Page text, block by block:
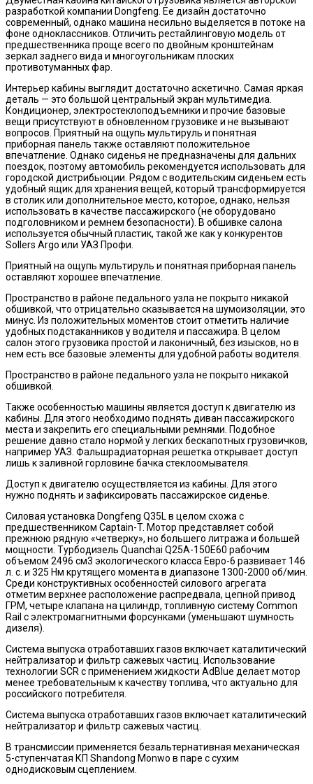
разработкой компании Dongfeng. Ее дизайн достаточно
современный, однако машина несильно выделяется в потоке на
фоне одноклассников. Отличить рестайлинговую модель от
предшественника проще всего по двойным кронштейнам
зеркал заднего вида и многоугольникам плоских
противотуманных фар.
Интерьер кабины выглядит достаточно аскетично. Самая яркая
деталь — это большой центральный экран мультимедиа.
Кондиционер, электростеклоподъемники и прочие базовые
вещи присутствуют в обновленном грузовике и не вызывают
вопросов. Приятный на ощупь мультируль и понятная
приборная панель также оставляют положительное
впечатление. Однако сиденья не предназначены для дальних
поездок, поэтому автомобиль рекомендуется использовать для
городской дистрибьюции. Рядом с водительским сиденьем есть
удобный ящик для хранения вещей, который трансформируется
в столик или дополнительное место, которое, однако, нельзя
использовать в качестве пассажирского (не оборудовано
подголовником и ремнем безопасности). В обшивке салона
используется обычный пластик, такой же как у конкурентов
Sollers Argo или УАЗ Профи.
Приятный на ощупь мультируль и понятная приборная панель
оставляют хорошее впечатление.
Пространство в районе педального узла не покрыто никакой
обшивкой, что отрицательно сказывается на шумоизоляции, это
минус. Из положительных моментов стоит отметить наличие
удобных подстаканников у водителя и пассажира. В целом
салон этого грузовика простой и лаконичный, без изысков, но в
нем есть все базовые элементы для удобной работы водителя.
Пространство в районе педального узла не покрыто никакой
обшивкой.
Также особенностью машины является доступ к двигателю из
кабины. Для этого необходимо поднять диван пассажирского
места и закрепить его специальными ремнями. Подобное
решение давно стало нормой у легких бескапотных грузовичков,
например УАЗ. Фальшрадиаторная решетка открывает доступ
лишь к заливной горловине бачка стеклоомывателя.
Доступ к двигателю осуществляется из кабины. Для этого
нужно поднять и зафиксировать пассажирское сиденье.
Силовая установка Dongfeng Q35L в целом схожа с
предшественником Captain-T. Мотор представляет собой
прежнюю рядную «четверку», но большего литража и большей
мощности. Турбодизель Quanchai Q25A-150E60 рабочим
объемом 2496 см3 экологического класса Евро-6 развивает 146
л. с. и 325 Нм крутящего момента в диапазоне 1300-2000 об/мин.
Среди конструктивных особенностей силового агрегата
отметим верхнее расположение распредвала, цепной привод
ГРМ, четыре клапана на цилиндр, топливную систему Common
Rail с электромагнитными форсунками (уменьшают шумность
дизеля).
Система выпуска отработавших газов включает каталитический
нейтрализатор и фильтр сажевых частиц. Использование
технологии SCR с применением жидкости AdBlue делает мотор
менее требовательным к качеству топлива, что актуально для
российского потребителя.
Система выпуска отработавших газов включает каталитический
нейтрализатор и фильтр сажевых частиц.
В трансмиссии применяется безальтернативная механическая
5-ступенчатая КП Shandong Monwo в паре с сухим
однодисковым сцеплением.